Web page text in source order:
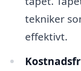
tekniker
effektivt.